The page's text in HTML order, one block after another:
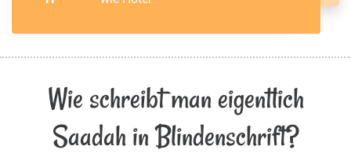
Wie schreibt man eigentlich
Saadah in Blindenschrift?